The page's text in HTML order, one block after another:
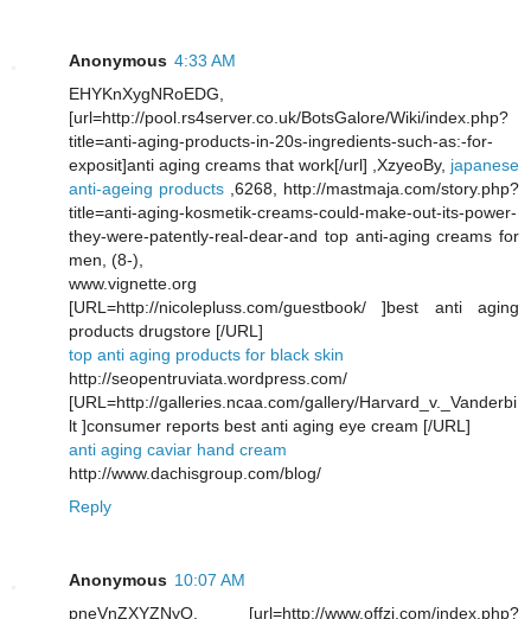
Anonymous 4:33 AM
EHYKnXygNRoEDG,
[url=http://pool.rs4server.co.uk/BotsGalore/Wiki/index.php?
title=anti-aging-products-in-20s-ingredients-such-as:-for-
exposit]anti aging creams that work[/url] ,XzyeoBy, japanese
anti-ageing products ,6268, http://mastmaja.com/story.php?
title=anti-aging-kosmetik-creams-could-make-out-its-power-
they-were-patently-real-dear-and top anti-aging creams for
men, (8-),
www.vignette.org
[URL=http://nicolepluss.com/guestbook/ ]best anti aging
products drugstore [/URL]
top anti aging products for black skin
http://seopentruviata.wordpress.com/
[URL=http://galleries.ncaa.com/gallery/Harvard_v._Vanderbi
lt ]consumer reports best anti aging eye cream [/URL]
anti aging caviar hand cream
http://www.dachisgroup.com/blog/
Reply
Anonymous 10:07 AM
pneVnZXYZNyQ, [url=http://www.offzi.com/index.php?